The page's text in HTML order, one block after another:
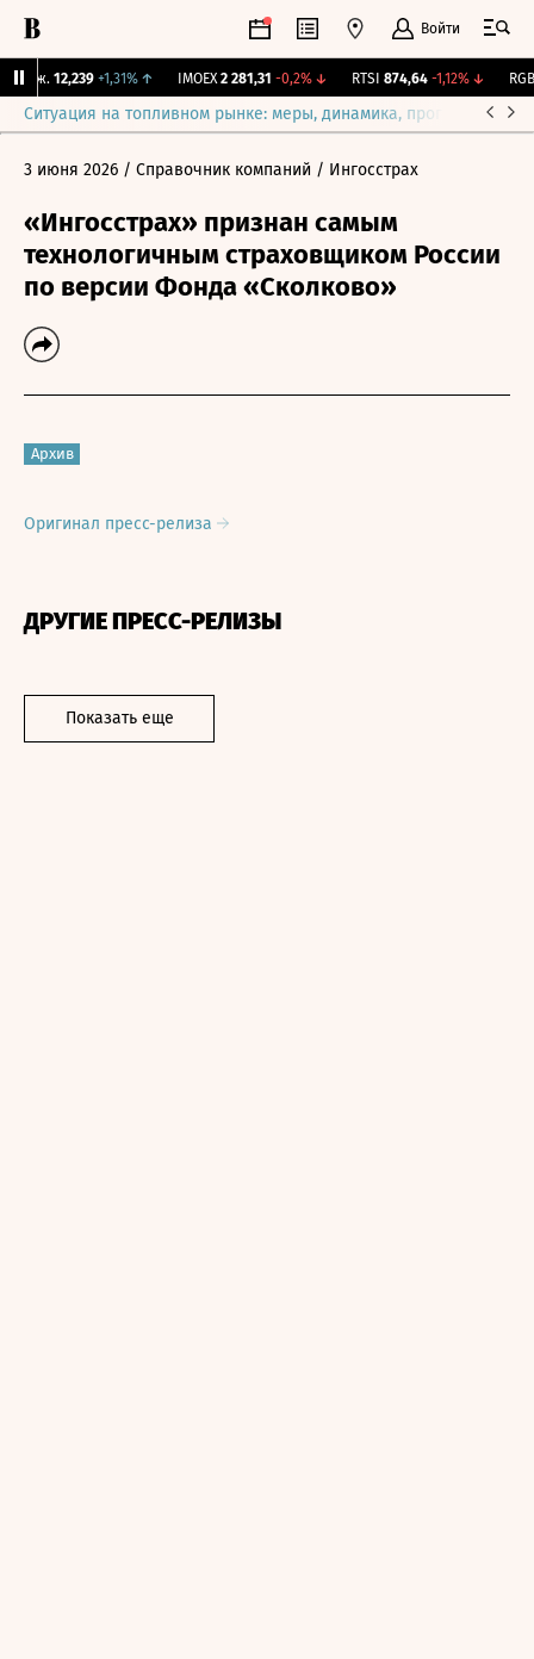
Войти
12,239 +1,31% ↑ IMOEX 2 281,31 -0,2%↓ RTSI 874,64 -1,12%↓ RGBI
Ситуация на топливном рынке: меры, динамика, прогнозы
3 июня 2026 / Справочник компаний / Ингосстрах
«Ингосстрах» признан самым
технологичным страховщиком России
по версии Фонда «Сколково»
Архив
Оригинал пресс-релиза
ДРУГИЕ ПРЕСС-РЕЛИЗЫ
Показать еще